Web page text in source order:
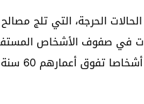
الحرجة، التي تلج
في صفوف الأشخاص
أغلبية